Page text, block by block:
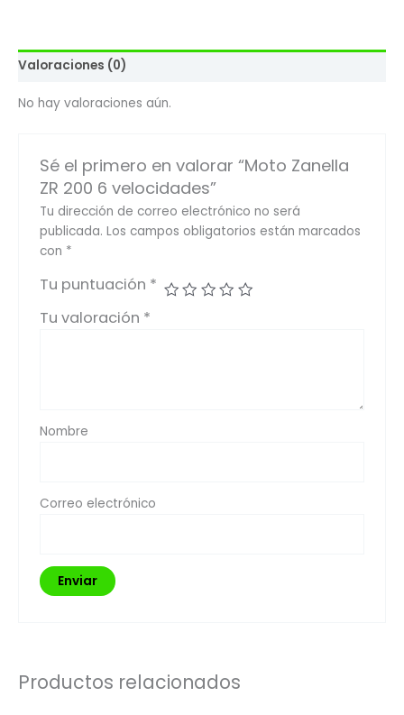
Valoraciones (0)
No hay valoraciones aún.
Sé el primero en valorar “Moto Zanella
ZR 200 6 velocidades”
Tu dirección de correo electrónico no será
publicada. Los campos obligatorios están marcados
con *
Tu puntuación *
Tu valoración *
Nombre
Correo electrónico
Productos relacionados